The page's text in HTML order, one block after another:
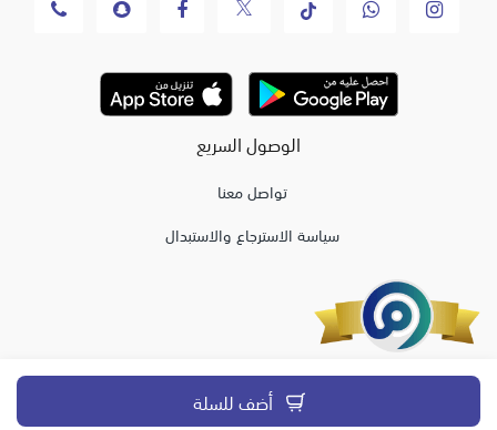
صور خيام ملكية
ديكورات خيام ملكيةمشبات رخام, مشبات, صور مشبات حديثة, ديكورات
أضف للسلة
الوصول السريع
تواصل معنا
سياسة الاسترجاع والاستبدال
صنع بكل بواسطةمنصة متاجر